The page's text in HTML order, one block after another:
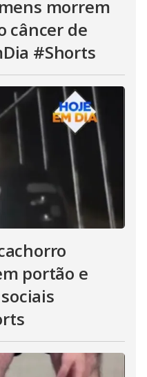
morrem
câncer de
#Shorts
portão e